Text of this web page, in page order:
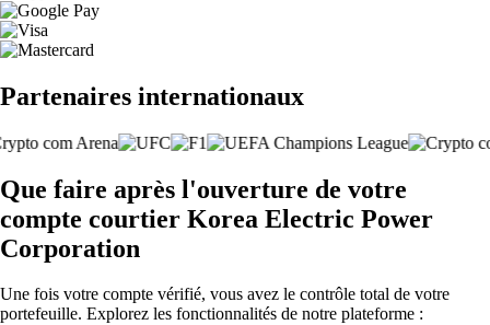
Partenaires internationaux
Que faire après l'ouverture de votre
compte courtier Korea Electric Power
Corporation
Une fois votre compte vérifié, vous avez le contrôle total de votre
portefeuille. Explorez les fonctionnalités de notre plateforme :